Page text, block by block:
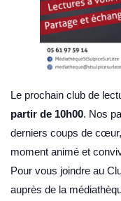
Le prochain club de
partir de 10h00. Nos
derniers coups de
moment animé et
Pour vous joindre au
auprès de la